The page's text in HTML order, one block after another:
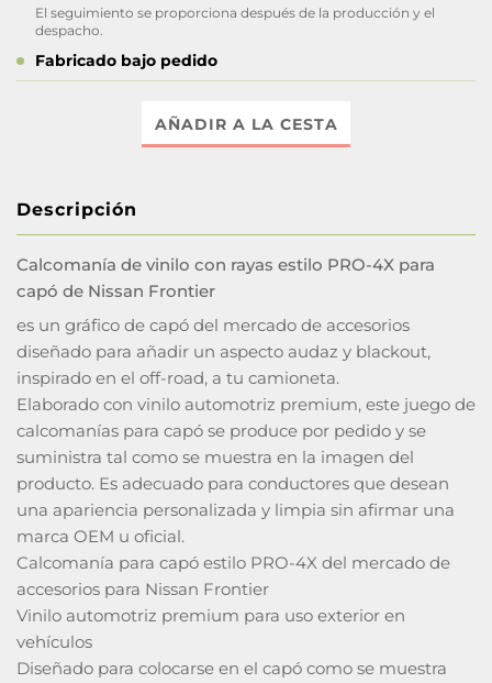
El seguimiento se proporciona después de la producción y el
despacho.
Fabricado bajo pedido
AÑADIR A LA CESTA
Descripción
Calcomanía de vinilo con rayas estilo PRO-4X para
capó de Nissan Frontier
es un gráfico de capó del mercado de accesorios
diseñado para añadir un aspecto audaz y blackout,
inspirado en el off-road, a tu camioneta.
Elaborado con vinilo automotriz premium, este juego de
calcomanías para capó se produce por pedido y se
suministra tal como se muestra en la imagen del
producto. Es adecuado para conductores que desean
una apariencia personalizada y limpia sin afirmar una
marca OEM u oficial.
Calcomanía para capó estilo PRO-4X del mercado de
accesorios para Nissan Frontier
Vinilo automotriz premium para uso exterior en
vehículos
Diseñado para colocarse en el capó como se muestra